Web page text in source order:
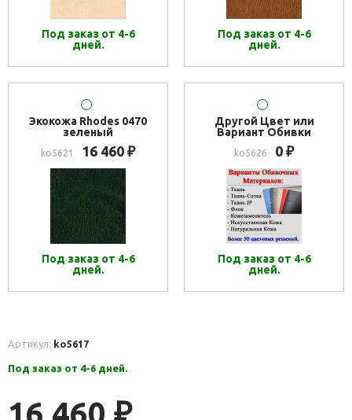
Под заказ от 4-6
дней.
Под заказ от 4-6
дней.
Экокожа Rhodes 0470
зеленый
ko5621 16 460 ₽
Под заказ от 4-6
дней.
Другой Цвет или
Вариант Обивки
ko5626 0 ₽
Под заказ от 4-6
дней.
Артикул: ko5617
Под заказ от 4-6 дней.
₽